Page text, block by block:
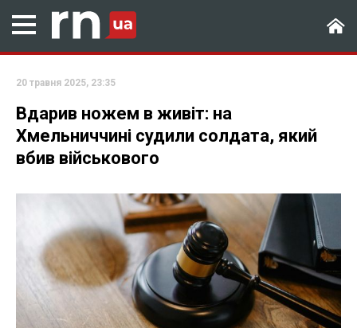
20 травня 2025, 23:35
Вдарив ножем в живіт: на
Хмельниччині судили солдата, який
вбив військового